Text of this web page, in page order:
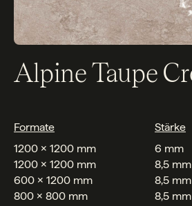
Alpine Taupe
Formate Stärke
1200 x 1200 mm
6 mm
1200 x 1200 mm
8,5 mm
600 x 1200 mm
8,5 mm
800 x 800 mm
8,5 mm